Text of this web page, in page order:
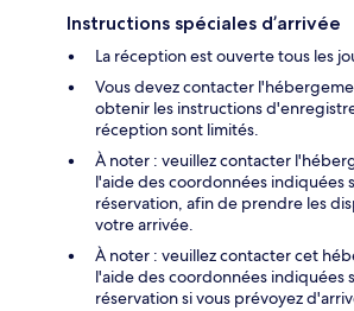
Instructions spéciales d’arrivée
La réception est ouverte tous les
Vous devez contacter
obtenir les instructions
réception sont limités.
À noter : veuillez contacter
l'aide des coordonnées indiquées
réservation, afin de prendre les
votre arrivée.
À noter : veuillez contacter cet
l'aide des coordonnées indiquées
réservation si vous prévoyez